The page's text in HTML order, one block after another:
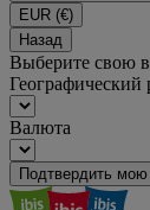
EUR (€)
Назад
Выберите свою
Географический
Валюта
Подтвердить